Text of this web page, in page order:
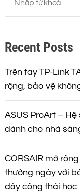
m
i
m
Recent Posts
Trên tay TP-Link
rộng, bảo vệ
ASUS ProArt –
dành cho nhà
CORSAIR mở
thường ngày với
dây công thái học